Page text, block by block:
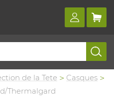
de la Tete
Casques
Thermalgard